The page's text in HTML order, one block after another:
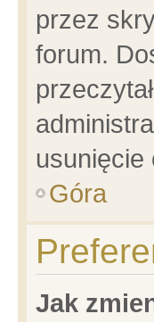
przez
forum.
usunięcie
Góra
Jak